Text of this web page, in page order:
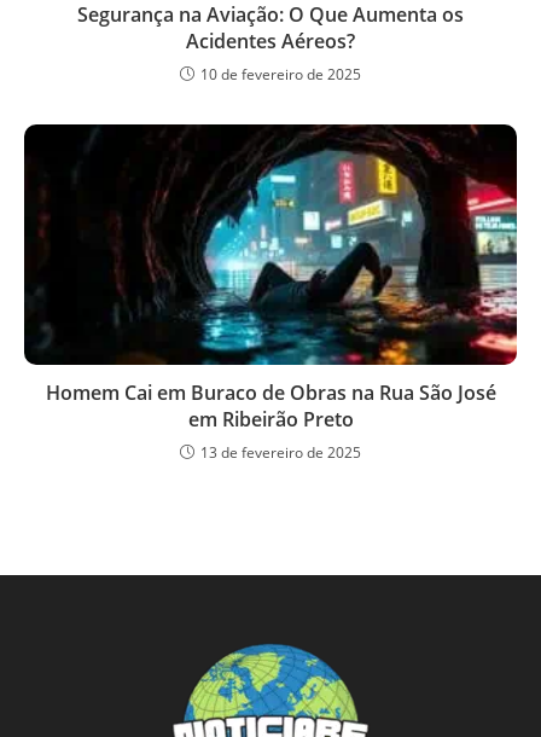
Segurança na Aviação: O Que Aumenta os
Acidentes Aéreos?
10 de fevereiro de 2025
Homem Cai em Buraco de Obras na Rua São José
em Ribeirão Preto
13 de fevereiro de 2025